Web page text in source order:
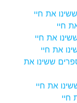
את חיי
חיי
את חיי
את חיי
ששינו את
את חיי
חיי